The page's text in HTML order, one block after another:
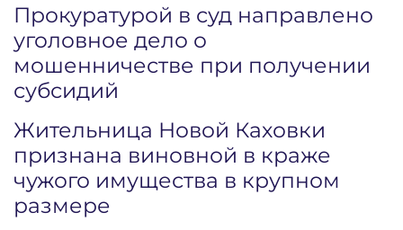
Прокуратурой в суд направлено
уголовное дело о
мошенничестве при получении
субсидий
Жительница Новой Каховки
признана виновной в краже
чужого имущества в крупном
размере